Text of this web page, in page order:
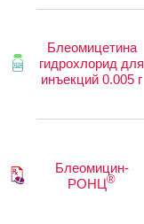
Блеомицетина
гидрохлорид для
инъекций 0.005 г
Блеомицин-
РОНЦ®